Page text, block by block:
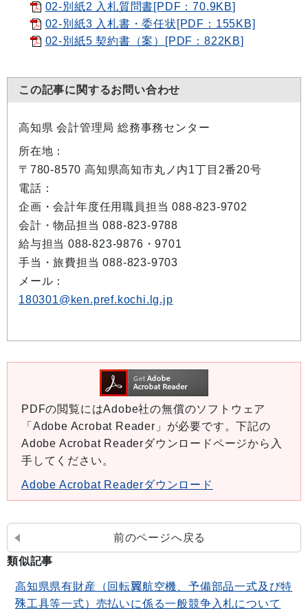
02-別紙2 入札質問書[PDF：70.9KB]
02-別紙3 入札書・委任状[PDF：155KB]
02-別紙5 契約書（案）[PDF：822KB]
この記事に関するお問い合わせ
高知県 会計管理局 総務事務センター
所在地：
〒780-8570 高知県高知市丸ノ内1丁目2番20号
電話：
企画・会計年度任用職員担当 088-823-9702
会計・物品担当 088-823-9788
給与担当 088-823-9876・9701
手当・旅費担当 088-823-9703
メール：
180301@ken.pref.kochi.lg.jp
PDFの閲覧にはAdobe社の無償のソフトウェア
「Adobe Acrobat Reader」が必要です。下記の
Adobe Acrobat Readerダウンロードページから入
手してください。
Adobe Acrobat Readerダウンロード
前のページへ戻る
類似記事
高知県県有財産（回転翼航空機、予備部品一式及び特
殊工具等一式）売払いに係る一般競争入札について